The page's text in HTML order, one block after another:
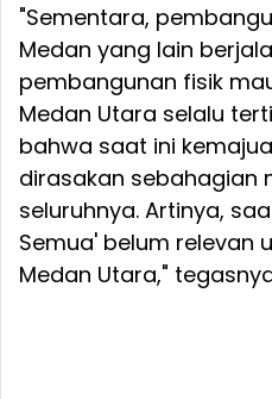
"Sementara,
Medan yang lain
pembangunan fisik
Medan Utara selalu
bahwa saat ini
dirasakan sebahagian
seluruhnya. Artinya,
Semua' belum relevan
Medan Utara,"